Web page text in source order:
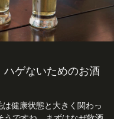
ゲないためのお酒
健康状態と大きく関わっ